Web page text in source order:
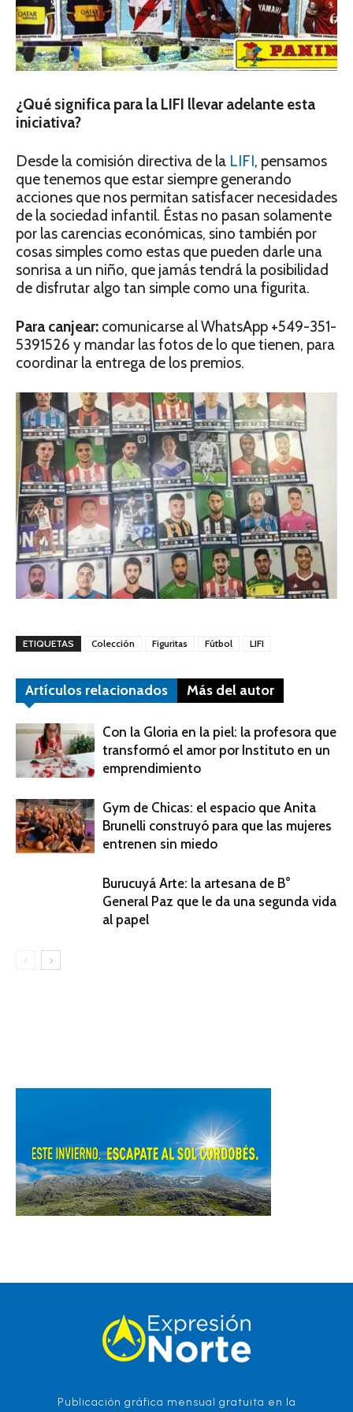
¿Qué significa para la LIFI llevar adelante esta
iniciativa?
Desde la comisión directiva de la LIFI, pensamos
que tenemos que estar siempre generando
acciones que nos permitan satisfacer necesidades
de la sociedad infantil. Éstas no pasan solamente
por las carencias económicas, sino también por
cosas simples como estas que pueden darle una
sonrisa a un niño, que jamás tendrá la posibilidad
de disfrutar algo tan simple como una figurita.
Para canjear: comunicarse al WhatsApp +549-351-
5391526 y mandar las fotos de lo que tienen, para
coordinar la entrega de los premios.
ETIQUETAS Colección Figuritas Fútbol LIFI
Artículos relacionados Más del autor
Con la Gloria en la piel: la profesora que
transformó el amor por Instituto en un
emprendimiento
Gym de Chicas: el espacio que Anita
Brunelli construyó para que las mujeres
entrenen sin miedo
Burucuyá Arte: la artesana de B°
General Paz que le da una segunda vida
al papel
Publicación gráfica mensual gratuita en la